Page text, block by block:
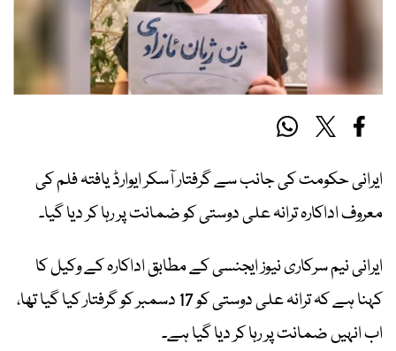
ایرانی حکومت کی جانب سے گرفتار آسکر ایوارڈ یافتہ فلم کی
معروف اداکارہ ترانہ علی دوستی کو ضمانت پر رہا کر دیا گیا۔
ایرانی نیم سرکاری نیوز ایجنسی کے مطابق اداکارہ کے وکیل کا
کہنا ہے کہ ترانہ علی دوستی کو 17 دسمبر کو گرفتار کیا گیا تھا،
اب انہیں ضمانت پر رہا کر دیا گیا ہے۔